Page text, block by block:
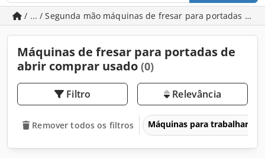
/ ... / Segunda mão máquinas de fresar para portadas de
Máquinas de fresar para portadas de
abrir comprar usado (0)
Filtro Relevância
Remover todos os filtros Máquinas para trabalhar